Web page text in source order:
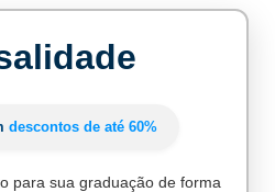
descontos de até 60%
para sua graduação de forma